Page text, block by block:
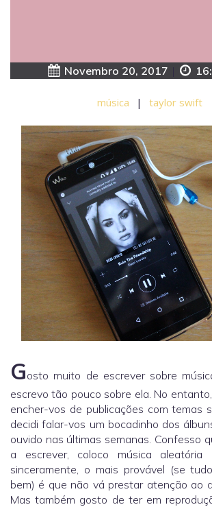
Novembro 20, 2017
música | taylor swift
Gosto muito de escrever sobre
escrevo tão pouco sobre ela. No
encher-vos de publicações com temas
decidi falar-vos um bocadinho dos
ouvido nas últimas semanas. Confesso
a escrever, coloco música aleatória
sinceramente, o mais provável (se
bem) é que não vá prestar atenção ao
Mas também gosto de ter em